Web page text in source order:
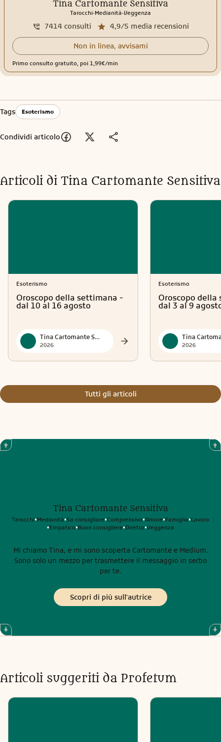
Tina Cartomante Sensitiva
Tarocchi.Medianità.Veggenza
4,9/5 media recensioni
7414 consulti
Non in linea, avvisami
Primo consulto gratuito, poi 1,99€/min
Tags Esoterismo
Condividi articolo
Articoli di Tina Cartomante Sensitiva
Esoterismo
Oroscopo della settimana -
dal 10 al 16 agosto
Tina Cartomante Sensitiva
2026
Esoterismo
Oroscopo
dal 3 al 9
2026
Tutti gli articoli
Tina Cartomante Sensitiva
Tarocchi•Medianità•Sa consigliare•Comprensivo•Amore•Famiglia•Lavoro
•Empatico•Buon consigliere•Diretto•Veggenza
Mi chiamo Tina, e mi sono scoperta Cartomante e Medium.
Sono solo un mezzo per trasmettere il messaggio in serbo
per te.
Scopri di più sull'autrice
Articoli suggeriti da Profetum